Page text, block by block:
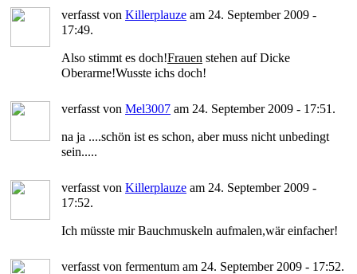
verfasst von Killerplauze am 24. September 2009 -
17:49.
Also stimmt es doch!Frauen stehen auf Dicke
Oberarme!Wusste ichs doch!
verfasst von Mel3007 am 24. September 2009 - 17:51.
na ja ....schön ist es schon, aber muss nicht unbedingt
sein.....
verfasst von Killerplauze am 24. September 2009 -
17:52.
Ich müsste mir Bauchmuskeln aufmalen,wär einfacher!
verfasst von fermentum am 24. September 2009 - 17:52.